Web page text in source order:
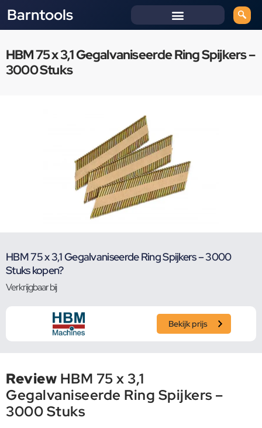
Barntools
HBM 75 x 3,1 Gegalvaniseerde Ring Spijkers –
3000 Stuks
HBM 75 x 3,1 Gegalvaniseerde Ring Spijkers – 3000
Stuks kopen?
Verkrijgbaar bij
Bekijk prijs
Review HBM 75 x 3,1
Gegalvaniseerde Ring Spijkers –
3000 Stuks